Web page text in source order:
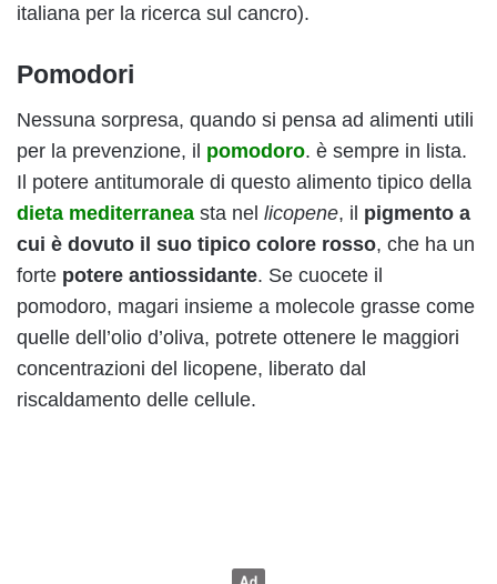
italiana per la ricerca sul cancro).
Pomodori
Nessuna sorpresa, quando si pensa ad alimenti utili
per la prevenzione, il pomodoro. è sempre in lista.
Il potere antitumorale di questo alimento tipico della
dieta mediterranea sta nel licopene, il pigmento a
cui è dovuto il suo tipico colore rosso, che ha un
forte potere antiossidante. Se cuocete il
pomodoro, magari insieme a molecole grasse come
quelle dell’olio d’oliva, potrete ottenere le maggiori
concentrazioni del licopene, liberato dal
riscaldamento delle cellule.